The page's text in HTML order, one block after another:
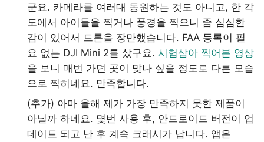
군요. 카메라를 여러대 동원하는 것도 아니고, 한 각
도에서 아이들을 찍거나 풍경을 찍으니 좀 심심한
감이 있어서 드론을 장만했습니다. FAA 등록이 필
요 없는 DJI Mini 2를 샀구요.시험삼아 찍어본 영상
을 보니 매번 가던 곳이 맞나 싶을 정도로 다른 모습
으로 찍히네요. 만족합니다.
(추가) 아마 올해 제가 가장 만족하지 못한 제품이
아닐까 하네요. 몇번 사용 후, 안드로이드 버전이 업
데이트 되고 난 후 계속 크래시가 납니다. 앱은